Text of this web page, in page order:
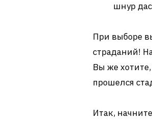
шнур
При выборе
страданий!
Вы же
прошелся
Итак,